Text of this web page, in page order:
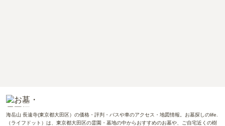
海岳山 長遠寺(東京都大田区）の価格・評判・バスや車のアクセス・地図情報。お墓探しのlife.
（ライフドット）は、東京都大田区の霊園・墓地の中からおすすめのお墓や、ご自宅近くの樹